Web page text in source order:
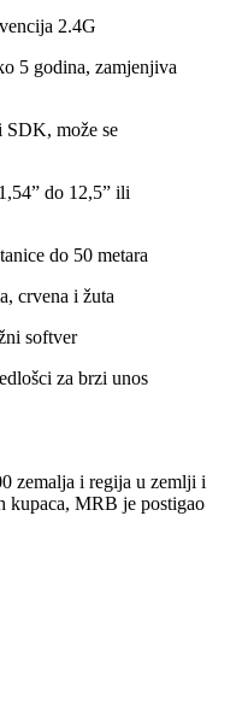
2.4G
5 godina, zamjenjiva
može se
do 12,5” ili
do 50 metara
crvena i žuta
softver
za brzi unos
zemalja i regija u zemlji i
kupaca, MRB je postigao